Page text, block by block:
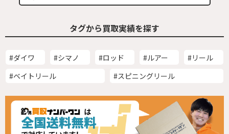
タグから買取実績を探す
#ダイワ #シマノ #ロッド #ルアー
#リール
#ベイトリール
#スピニングリール